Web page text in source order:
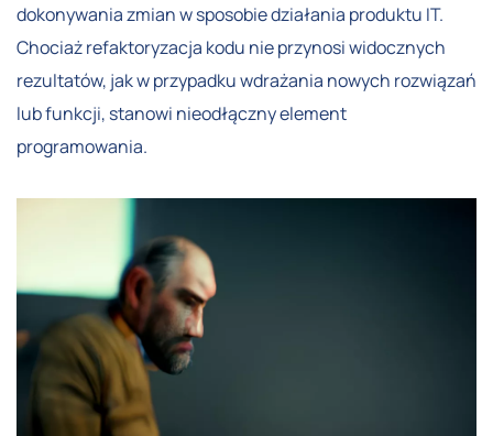
dokonywania zmian w sposobie działania produktu IT.
Chociaż refaktoryzacja kodu nie przynosi widocznych
rezultatów, jak w przypadku wdrażania nowych rozwiązań
lub funkcji, stanowi nieodłączny element
programowania.